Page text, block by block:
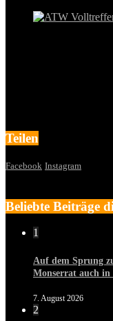
Teilen
Facebook Instagram
Beliebte Beiträge
1
Auf dem Sprung
Monserrat auch in
7. August 2026
2